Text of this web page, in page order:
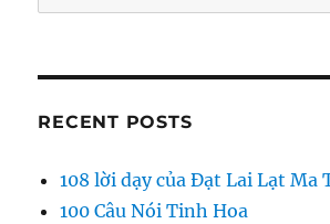
for:
RECENT POSTS
108 lời dạy của Đạt Lai Lạt Ma
100 Câu Nói Tinh Hoa